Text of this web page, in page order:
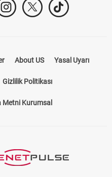
About US Yasal Uyarı
Gizlilik Politikası
Metni Kurumsal